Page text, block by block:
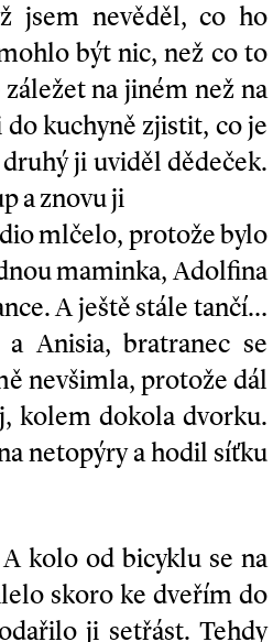
jsem nevěděl, co ho
být nic, než co to
na jiném než na
kuchyně zjistit, co je
ji uviděl dědeček.
a znovu ji
mlčelo, protože bylo
maminka, Adolfina
A ještě stále tančí…
Anisia, bratranec se
nevšimla, protože dál
kolem dokola dvorku.
netopýry a hodil síťku
kolo od bicyklu se na
skoro ke dveřím do
ji setřást. Tehdy